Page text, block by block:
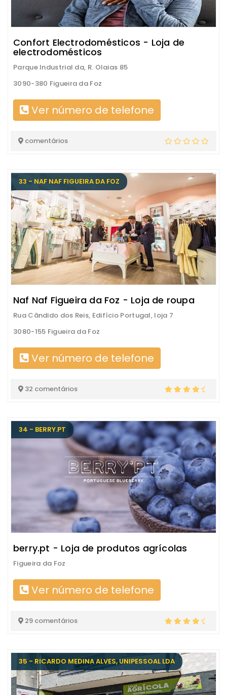
Confort Electrodomésticos - Loja de
electrodomésticos
Parque Industrial da, R. Olaias 85
3090-380 Figueira da Foz
Ver número de telefone
comentários
33 - NAF NAF FIGUEIRA DA FOZ
Naf Naf Figueira da Foz - Loja de roupa
Rua Cândido dos Reis, Edifício Portugal, loja 7
3080-155 Figueira da Foz
Ver número de telefone
32 comentários
34 - BERRY.PT
berry.pt - Loja de produtos agrícolas
Figueira da Foz
Ver número de telefone
29 comentários
35 - RICARDO MEDINA ALVES, UNIPESSOAL LDA